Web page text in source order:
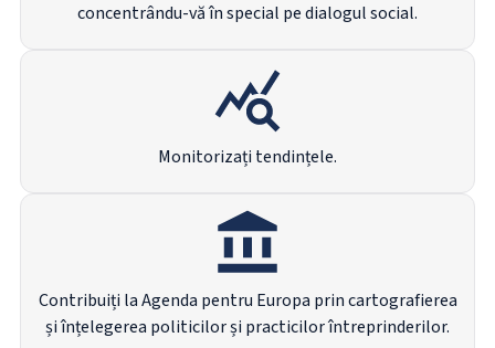
concentrându-vă în special pe dialogul social.
Monitorizați tendințele.
Contribuiți la Agenda pentru Europa prin cartografierea
și înțelegerea politicilor și practicilor întreprinderilor.